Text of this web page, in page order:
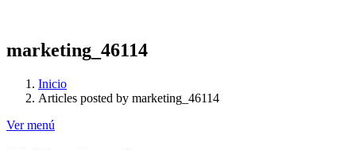
marketing_46114
Inicio
Articles posted by marketing_46114
Ver menú